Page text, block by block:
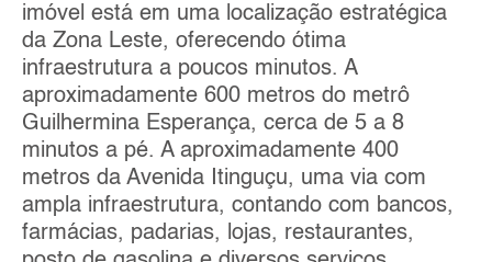
imóvel está em uma localização estratégica
da Zona Leste, oferecendo ótima
infraestrutura a poucos minutos. A
aproximadamente 600 metros do metrô
Guilhermina Esperança, cerca de 5 a 8
minutos a pé. A aproximadamente 400
metros da Avenida Itinguçu, uma via com
ampla infraestrutura, contando com bancos,
farmácias, padarias, lojas, restaurantes,